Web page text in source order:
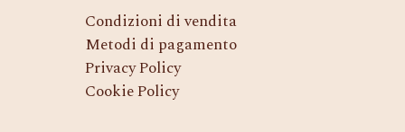
Condizioni di vendita
Metodi di pagamento
Privacy Policy
Cookie Policy